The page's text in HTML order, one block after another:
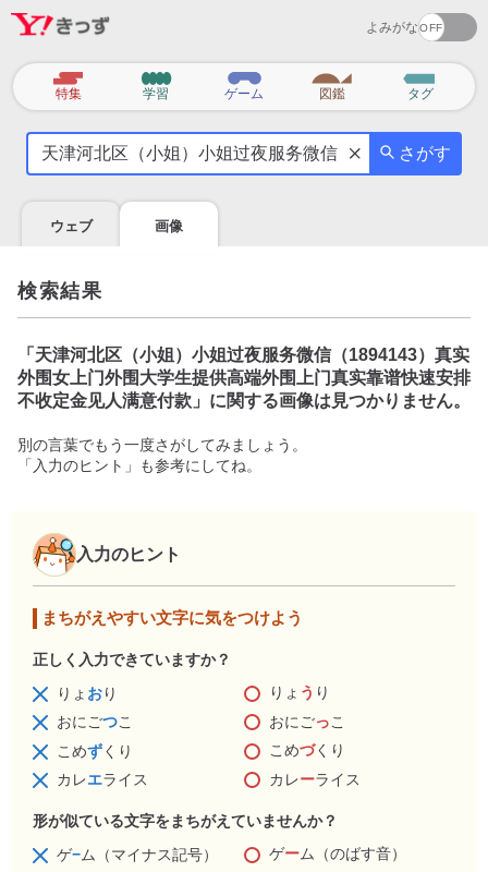
よみがな
カ
テ
特集 学習 ゲーム 図鑑 タグ
気
を
調
べ
よ
う
さがす
ウェブ 画像
検索結果
「 天津河北区（小姐）小姐过夜服务微信（1894143）真实
外围女上门外围大学生提供高端外围上门真实靠谱快速安排
不收定金见人满意付款 」に関する画像は見つかりません。
別の言葉でもう一度さがしてみましょう。
「入力のヒント」も参考にしてね。
入力のヒント
まちがえやすい文字に気をつけよう
正しく入力できていますか？
りょ おり りょ う り
おにごつこ おにごっこ
こめずくり こめづくり
カレエライス カレーライス
形が似ている文字をまちがえていませんか？
ゲ−ム（マイナス記号） ゲーム（のばす音）